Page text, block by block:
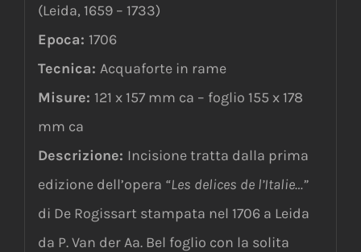
(Leida, 1659 – 1733)
Epoca: 1706
Tecnica: Acquaforte in rame
Misure: 121 x 157 mm ca – foglio 155 x 178
mm ca
Descrizione: Incisione tratta dalla prima
edizione dell’opera “Les delices de l’Italie…”
di De Rogissart stampata nel 1706 a Leida
da P. Van der Aa. Bel foglio con la solita